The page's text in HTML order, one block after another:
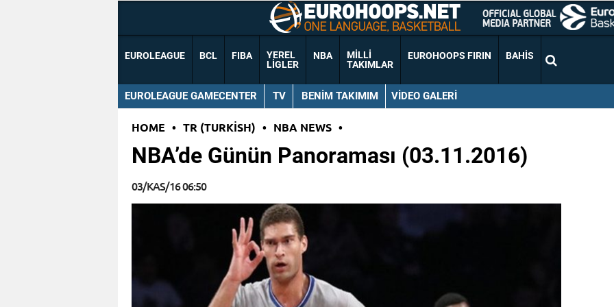
EUROLEAGUE BCL FIBA
YEREL
LIGLER
NBA
MILLI
TAKIMLAR
EUROHOOPS FIRIN BAHIS
EUROLEAGUE GAMECENTER TV BENIM TAKIMIM VIDEO GALERI
HOME • TR (TURKISH) • NBA NEWS •
NBA’de Günün Panoraması (03.11.2016)
03/KAS/16 06:50